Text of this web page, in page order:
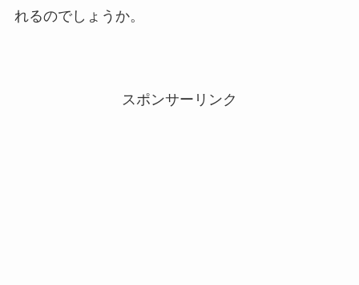
れるのでしょうか。
スポンサーリンク